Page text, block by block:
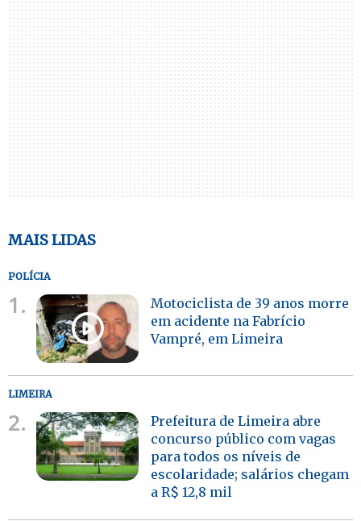
MAIS LIDAS
POLÍCIA
1.
Motociclista de 39 anos morre
em acidente na Fabrício
Vampré, em Limeira
LIMEIRA
2.
Prefeitura de Limeira abre
concurso público com vagas
para todos os níveis de
escolaridade; salários chegam
a R$ 12,8 mil